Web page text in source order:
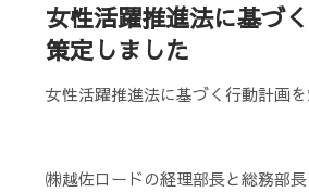
女性活躍推進法に基づ
策定しました
女性活躍推進法に基づく行動計画
㈱越佐ロードの経理部長と総務部